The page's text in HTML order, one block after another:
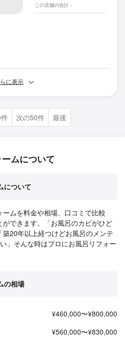
この店舗の合計 -
に表示
次の50件 最後
ムについて
について
ムを料金や相場、口コミで比較
ができます。「お風呂のカビがひど
20年以上経つけどお風呂のメンテ
」そんな時はプロにお風呂リフォー
の相場
¥460,000〜¥800,000
¥560,000〜¥830,000